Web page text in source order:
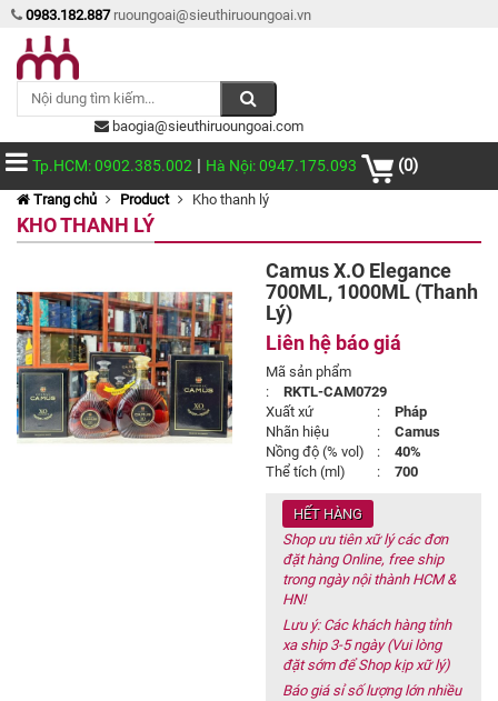
0983.182.887 ruoungoai@sieuthiruoungoai.vn
baogia@sieuthiruoungoai.com
Tp.HCM: 0902.385.002 | Hà Nội: 0947.175.093 (0)
Trang chủ Product Kho thanh lý
KHO THANH LÝ
Camus X.O Elegance
700ML, 1000ML (Thanh
Lý)
Liên hệ báo giá
Mã sản phẩm
:
RKTL-CAM0729
Xuất xứ
:
Pháp
Nhãn hiệu
:
Camus
Nồng độ (% vol)
:
40%
Thể tích (ml)
: 700
HẾT HÀNG
Shop ưu tiên xữ lý các đơn
đặt hàng Online, free ship
trong ngày nội thành HCM &
HN!
Lưu ý: Các khách hàng tỉnh
xa ship 3-5 ngày (Vui lòng
đặt sớm để Shop kịp xữ lý)
Báo giá sỉ số lượng lớn nhiều